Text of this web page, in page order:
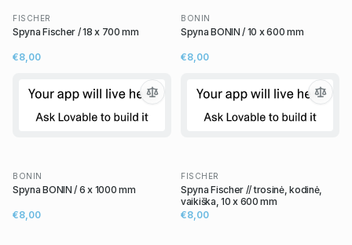
FISCHER
Spyna Fischer / 18 x 700 mm
€8,00
BONIN
Spyna BONIN / 10 x 600 mm
€8,00
BONIN
Spyna BONIN / 6 x 1000 mm
€8,00
FISCHER
Spyna Fischer // trosinė, kodinė,
vaikiška, 10 x 600 mm
€8,00